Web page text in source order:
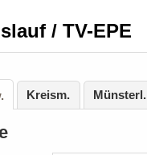
/ TV-EPE
Kreism. Münsterl.